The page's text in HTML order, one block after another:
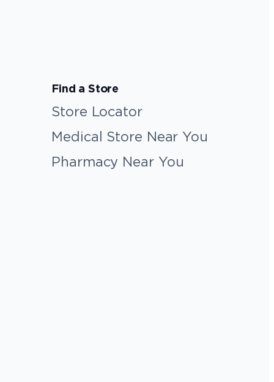
Find a Store
Store Locator
Medical Store Near You
Pharmacy Near You